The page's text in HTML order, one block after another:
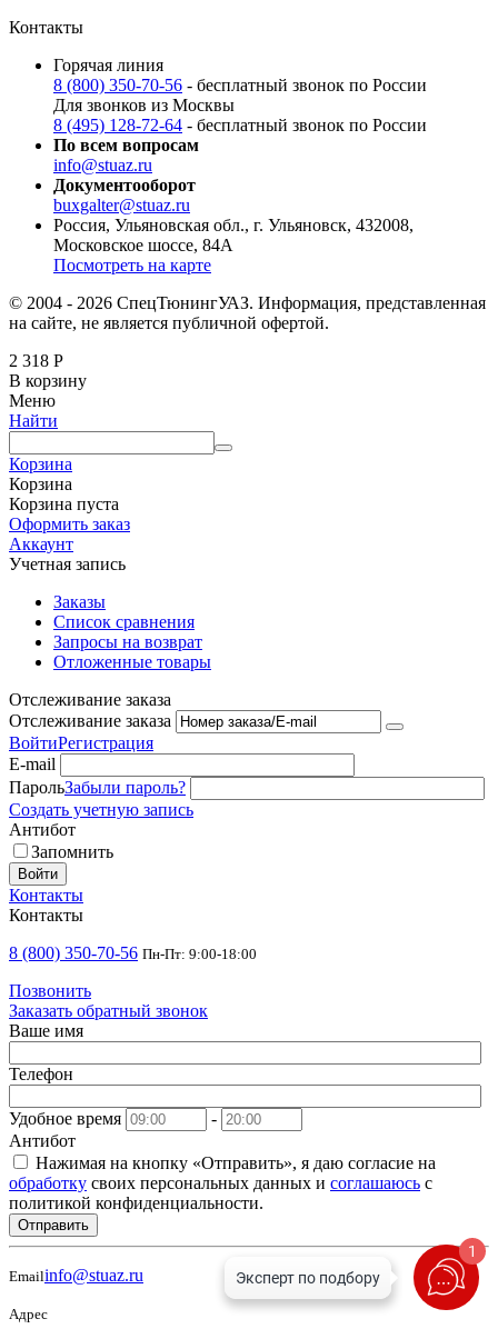
Контакты
Горячая линия
8 (800) 350-70-56 - бесплатный звонок по России
Для звонков из Москвы
8 (495) 128-72-64 - бесплатный звонок по России
По всем вопросам
info@stuaz.ru
Документооборот
buxgalter@stuaz.ru
Россия, Ульяновская обл., г. Ульяновск, 432008,
Московское шоссе, 84А
Посмотреть на карте
© 2004 - 2026 СпецТюнингУАЗ. Информация, представленная
на сайте, не является публичной офертой.
2 318 Р
В корзину
Меню
Найти
Корзина
Корзина
Корзина пуста
Оформить заказ
Аккаунт
Учетная запись
Заказы
Список сравнения
Запросы на возврат
Отложенные товары
Отслеживание заказа
Отслеживание заказа
ВойтиРегистрация
E-mail
ПарольЗабыли пароль?
Создать учетную запись
Антибот
Запомнить
Войти
Контакты
Контакты
8 (800) 350-70-56 Пн-Пт: 9:00-18:00
Позвонить
Заказать обратный звонок
Ваше имя
Телефон
Удобное время
-
Антибот
Нажимая на кнопку «Отправить», я даю согласие на
обработку своих персональных данных и соглашаюсь с
политикой конфиденциальности.
Отправить
Emailinfo@stuaz.ru
Адрес
1